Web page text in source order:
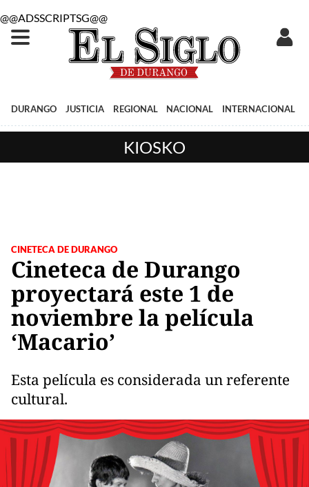
@@ADSSCRIPTSG@@
DURANGO JUSTICIA REGIONAL NACIONAL INTERNACIONAL
KIOSKO
CINETECA DE DURANGO
Cineteca de Durango
proyectará este 1 de
noviembre la película
‘Macario’
Esta película es considerada un referente
cultural.